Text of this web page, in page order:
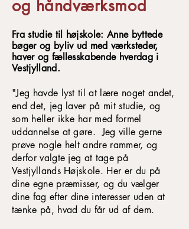
og håndværksmod
Fra studie til højskole: Anne byttede
bøger og byliv ud med værksteder,
haver og fællesskabende hverdag i
Vestjylland.
"Jeg havde lyst til at lære noget andet,
end det, jeg laver på mit studie, og
som heller ikke har med formel
uddannelse at gøre. Jeg ville gerne
prøve nogle helt andre rammer, og
derfor valgte jeg at tage på
Vestjyllands Højskole. Her er du på
dine egne præmisser, og du vælger
dine fag efter dine interesser uden at
tænke på, hvad du får ud af dem.